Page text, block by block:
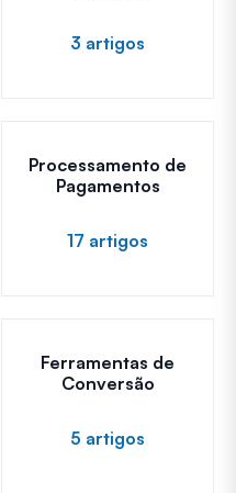
3 artigos
Processamento de
Pagamentos
17 artigos
Ferramentas de
Conversão
5 artigos